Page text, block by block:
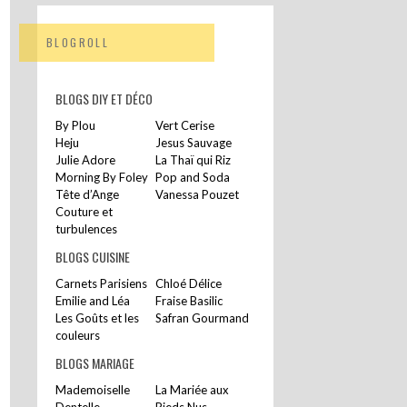
BLOGROLL
BLOGS DIY ET DÉCO
By Plou
Vert Cerise
Heju
Jesus Sauvage
Julie Adore
La Thaï qui Riz
Morning By Foley Pop and Soda
Tête d’Ange
Vanessa Pouzet
Couture et
turbulences
BLOGS CUISINE
Carnets Parisiens Chloé Délice
Emilie and Léa
Fraise Basilic
Les Goûts et les
couleurs
Safran Gourmand
BLOGS MARIAGE
Mademoiselle
La Mariée aux